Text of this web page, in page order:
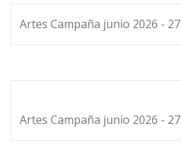
Artes Campaña junio 2026 - 27
Artes Campaña junio 2026 - 27